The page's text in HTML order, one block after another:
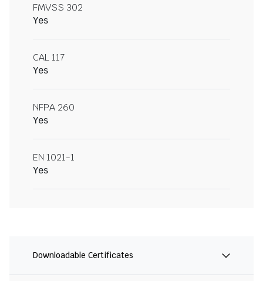
FMVSS 302
Yes
CAL 117
Yes
NFPA 260
Yes
EN 1021-1
Yes
Downloadable Certificates